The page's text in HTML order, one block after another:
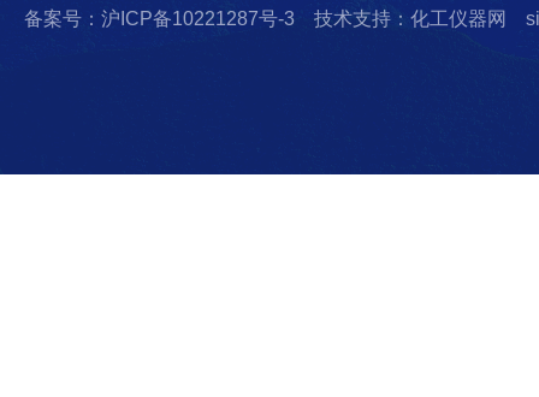
备案号：沪ICP备10221287号-3 技术支持：化工仪器网